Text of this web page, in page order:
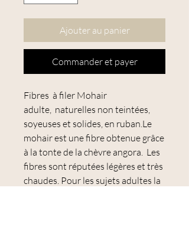
Ajouter au panier
Commander et payer
Fibres à filer Mohair
adulte, naturelles non teintées,
soyeuses et solides, en ruban.Le
mohair est une fibre obtenue grâce
à la tonte de la chèvre angora. Les
fibres sont réputées légères et très
chaudes. Pour les sujets adultes la